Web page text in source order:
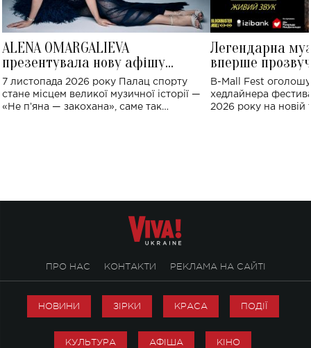
ALENA OMARGALIEVA
презентувала нову афішу
великого концерту в Палаці
спорту
7 листопада 2026 року Палац спорту
стане місцем великої музичної історії —
«Не пʼяна — закохана», саме так
Легендарна
вперше
Україні: де
B-Mall Fest
хедлайнера
2026 року на новій
ПРО НАС КОНТАКТИ РЕКЛАМА НА САЙТІ
НОВИНИ ЗІРКИ КРАСА ПОДІЇ
КУЛЬТУРА АФІША КІНО